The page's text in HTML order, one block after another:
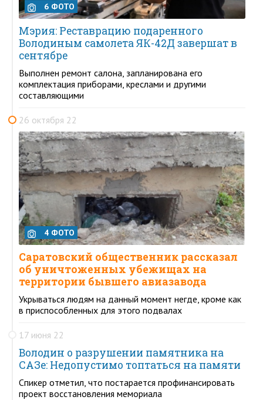
6 ФОТО
Мэрия: Реставрацию подаренного
Володиным самолета ЯК-42Д завершат в
сентябре
Выполнен ремонт салона, запланирована его
комплектация приборами, креслами и другими
составляющими
26 октября 22
4 ФОТО
Саратовский общественник рассказал
об уничтоженных убежищах на
территории бывшего авиазавода
Укрываться людям на данный момент негде, кроме как
в приспособленных для этого подвалах
17 июня 22
Володин о разрушении памятника на
САЗе: Недопустимо топтаться на памяти
Спикер отметил, что постарается профинансировать
проект восстановления мемориала